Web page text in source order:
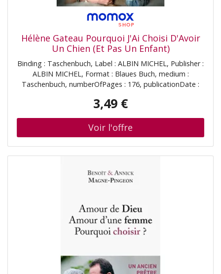
Hélène Gateau Pourquoi J'Ai Choisi D'Avoir
Un Chien (Et Pas Un Enfant)
Binding : Taschenbuch, Label : ALBIN MICHEL, Publisher :
ALBIN MICHEL, Format : Blaues Buch, medium :
Taschenbuch, numberOfPages : 176, publicationDate :
Gateau, ISBN : 2226486569
3,49 €